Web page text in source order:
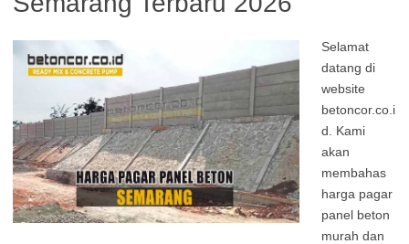
Selamat
datang di
website
betoncor.co.i
d. Kami
akan
membahas
harga pagar
panel beton
murah dan